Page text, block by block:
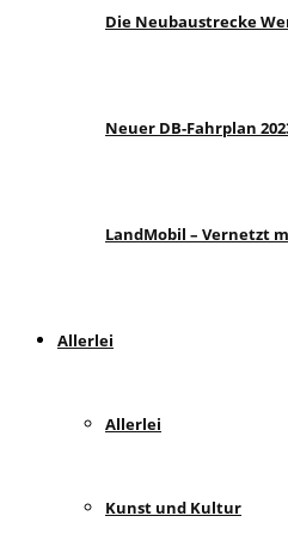
Die Neubaustrecke
Neuer DB-Fahrplan
LandMobil – Vernetzt
Allerlei
Allerlei
Kunst und Kultur